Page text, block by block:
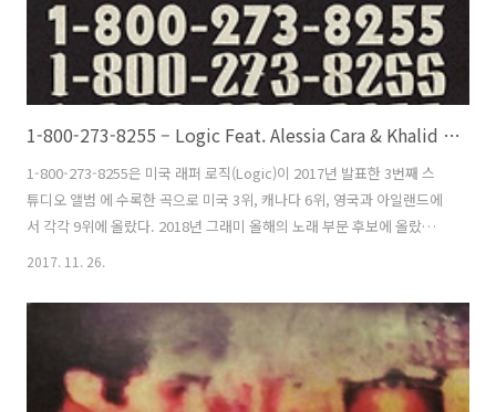
1-800-273-8255 – Logic Feat. Alessia Cara & Khalid / 2017
1-800-273-8255은 미국 래퍼 로직(Logic)이 2017년 발표한 3번째 스
튜디오 앨범 에 수록한 곡으로 미국 3위, 캐나다 6위, 영국과 아일랜드에
서 각각 9위에 올랐다. 2018년 그래미 올해의 노래 부문 후보에 올랐으
나 브루노 마스(Bruno Mars)의 That's What I Like이 수상했다. 작곡은
(Khalid), 체인스모커스(The Chainsmokers)의 드류 태거트(Drew
Taggart)가 참여했고 프로듀서는 로직과 6ix가 맡았다. 노래제목은 미국
자살방지센터(NSPL)의 전화번호다. 로직은 자살하고자 했던 어떤 사람
이 NSPL에 전화를 한 뒤에 자살을 단념하는 것을 보고 제목으로 해..
2017. 11. 26.